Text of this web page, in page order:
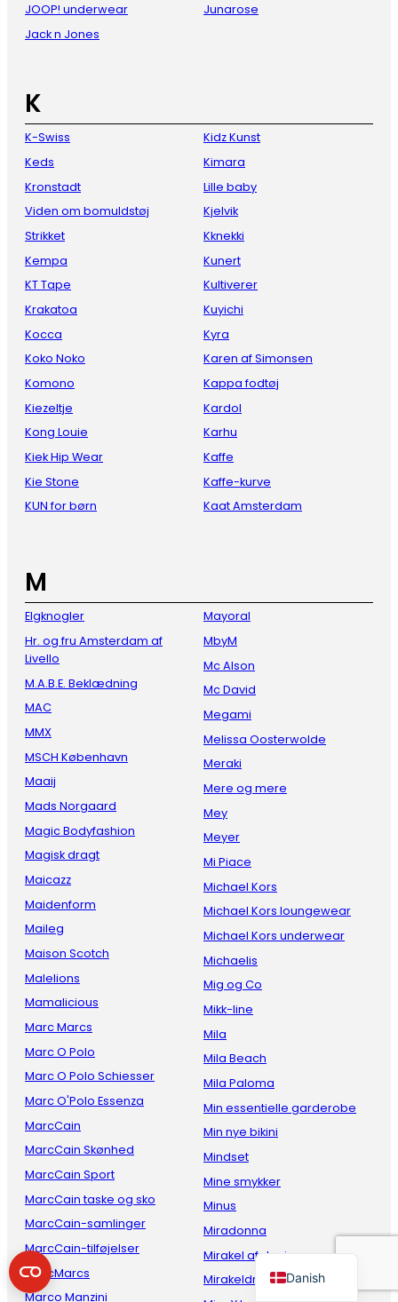
JOOP! underwear
Jack n Jones
Junarose
K
K-Swiss
Keds
Kronstadt
Viden om bomuldstøj
Strikket
Kempa
KT Tape
Krakatoa
Kocca
Koko Noko
Komono
Kiezeltje
Kong Louie
Kiek Hip Wear
Kie Stone
KUN for børn
Kidz Kunst
Kimara
Lille baby
Kjelvik
Kknekki
Kunert
Kultiverer
Kuyichi
Kyra
Karen af Simonsen
Kappa fodtøj
Kardol
Karhu
Kaffe
Kaffe-kurve
Kaat Amsterdam
M
Elgknogler
Hr. og fru Amsterdam af
Livello
M.A.B.E. Beklædning
MAC
MMX
MSCH København
Maaij
Mads Norgaard
Magic Bodyfashion
Magisk dragt
Maicazz
Maidenform
Maileg
Maison Scotch
Malelions
Mamalicious
Marc Marcs
Marc O Polo
Marc O Polo Schiesser
Marc O'Polo Essenza
MarcCain
MarcCain Skønhed
MarcCain Sport
MarcCain taske og sko
MarcCain-samlinger
MarcCain-tilføjelser
MarcMarcs
Marco Manzini
Mayoral
MbyM
Mc Alson
Mc David
Megami
Melissa Oosterwolde
Meraki
Mere og mere
Mey
Meyer
Mi Piace
Michael Kors
Michael Kors loungewear
Michael Kors underwear
Michaelis
Mig og Co
Mikk-line
Mila
Mila Beach
Mila Paloma
Min essentielle garderobe
Min nye bikini
Mindset
Mine smykker
Minus
Miradonna
Mirakel af denim
Mirakeldragt
Danish
French